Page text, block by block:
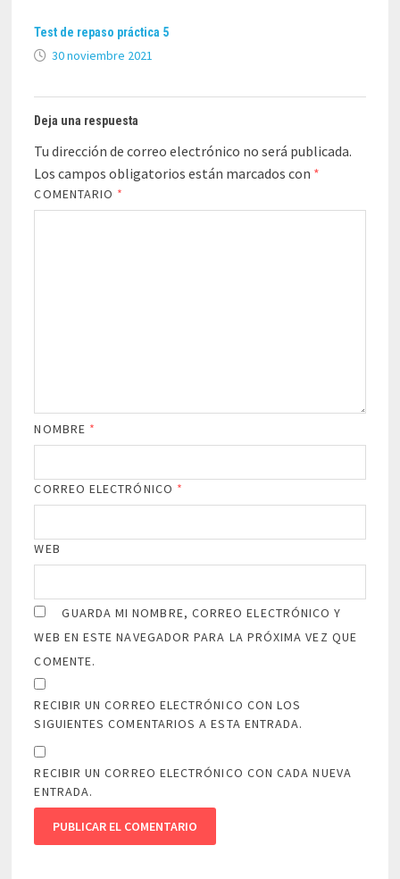
Test de repaso práctica 5
30 noviembre 2021
Deja una respuesta
Tu dirección de correo electrónico no será publicada.
Los campos obligatorios están marcados con *
COMENTARIO *
NOMBRE *
CORREO ELECTRÓNICO *
WEB
GUARDA MI NOMBRE, CORREO ELECTRÓNICO Y
WEB EN ESTE NAVEGADOR PARA LA PRÓXIMA VEZ QUE
COMENTE.
RECIBIR UN CORREO ELECTRÓNICO CON LOS
SIGUIENTES COMENTARIOS A ESTA ENTRADA.
RECIBIR UN CORREO ELECTRÓNICO CON CADA NUEVA
ENTRADA.